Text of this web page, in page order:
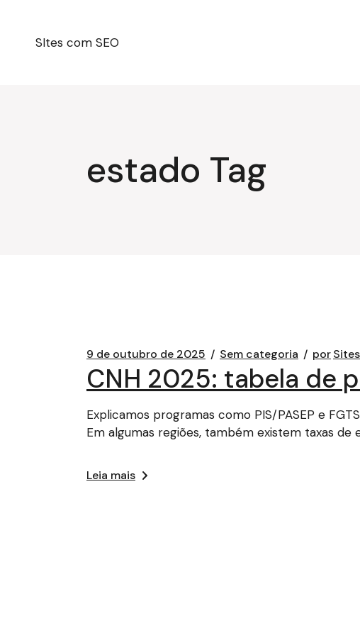
conteúdoSItes com SEO
estado Tag
9 de outubro de 2025 Sem categoria por
CNH 2025: tabela de
Explicamos programas como PIS/PASEP e
Em algumas regiões, também existem taxas de
Leia mais